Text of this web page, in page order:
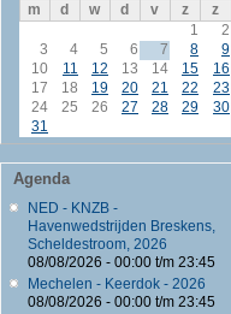
m d w d v z
z
1
2
3
4 5 6 7 8
9
10
11 12 13 14 15
16
17
18 19 20 21 22
23
24
25 26 27 28 29
30
31
Agenda
NED - KNZB -
Havenwedstrijden Breskens,
Scheldestroom, 2026
08/08/2026 - 00:00t/m 23:45
Mechelen - Keerdok - 2026
08/08/2026 - 00:00t/m 23:45